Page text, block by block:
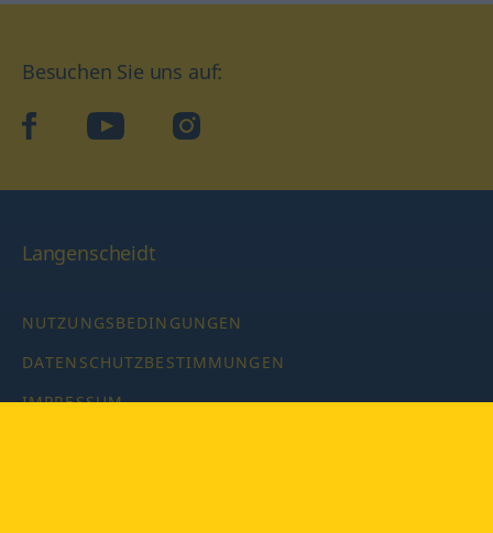
Besuchen Sie uns auf:
facebookYouTube Instagram
Langenscheidt
NUTZUNGSBEDINGUNGEN
DATENSCHUTZBESTIMMUNGEN
IMPRESSUM